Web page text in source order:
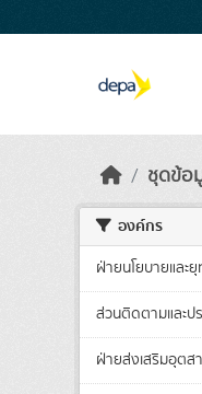
ชุดข้อ
องค์กร
ฝ่ายนโยบายและ
ส่วนติดตามและป
ฝ่ายส่งเสริมอุต